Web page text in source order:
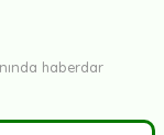
haberdar